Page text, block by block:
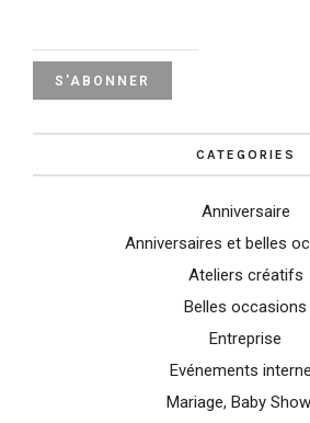
CATEGORIES
Anniversaire
Anniversaires et belles
Ateliers créatifs
Belles occasions
Entreprise
Evénements
Mariage, Baby